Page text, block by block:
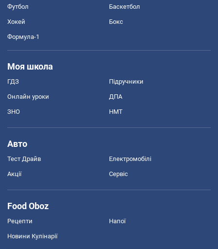
Футбол Баскетбол
Хокей Бокс
Формула-1
Моя школа
ГДЗ Підручники
Онлайн уроки ДПА
ЗНО НМТ
Авто
Тест Драйв Електромобілі
Акції Сервіс
Food Oboz
Рецепти Напої
Новини Кулінарії